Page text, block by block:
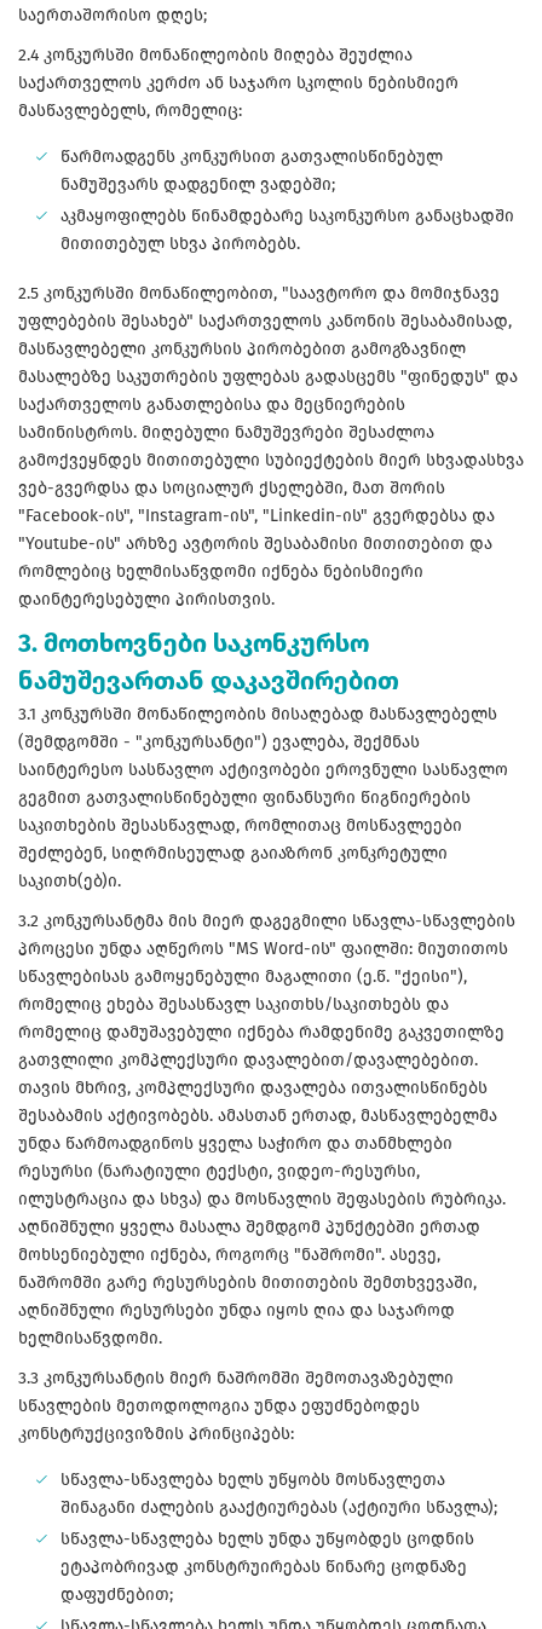
საერთაშორისო დღეს;
2.4 კონკურსში მონაწილეობის მიღება შეუძლია
საქართველოს კერძო ან საჯარო სკოლის ნებისმიერ
მასწავლებელს, რომელიც:
წარმოადგენს კონკურსით გათვალისწინებულ
ნამუშევარს დადგენილ ვადებში;
აკმაყოფილებს წინამდებარე საკონკურსო განაცხადში
მითითებულ სხვა პირობებს.
2.5 კონკურსში მონაწილეობით, "საავტორო და მომიჯნავე
უფლებების შესახებ" საქართველოს კანონის შესაბამისად,
მასწავლებელი კონკურსის პირობებით გამოგზავნილ
მასალებზე საკუთრების უფლებას გადასცემს "ფინედუს" და
საქართველოს განათლებისა და მეცნიერების
სამინისტროს. მიღებული ნამუშევრები შესაძლოა
გამოქვეყნდეს მითითებული სუბიექტების მიერ სხვადასხვა
ვებ-გვერდსა და სოციალურ ქსელებში, მათ შორის
"Facebook-ის", "Instagram-ის", "Linkedin-ის" გვერდებსა და
"Youtube-ის" არხზე ავტორის შესაბამისი მითითებით და
რომლებიც ხელმისაწვდომი იქნება ნებისმიერი
დაინტერესებული პირისთვის.
3. მოთხოვნები საკონკურსო
ნამუშევართან დაკავშირებით
3.1 კონკურსში მონაწილეობის მისაღებად მასწავლებელს
(შემდგომში - "კონკურსანტი") ევალება, შექმნას
საინტერესო სასწავლო აქტივობები ეროვნული სასწავლო
გეგმით გათვალისწინებული ფინანსური წიგნიერების
საკითხების შესასწავლად, რომლითაც მოსწავლეები
შეძლებენ, სიღრმისეულად გაიაზრონ კონკრეტული
საკითხ(ებ)ი.
3.2 კონკურსანტმა მის მიერ დაგეგმილი სწავლა-სწავლების
პროცესი უნდა აღწეროს "MS Word-ის" ფაილში: მიუთითოს
სწავლებისას გამოყენებული მაგალითი (ე.წ. "ქეისი"),
რომელიც ეხება შესასწავლ საკითხს/საკითხებს და
რომელიც დამუშავებული იქნება რამდენიმე გაკვეთილზე
გათვლილი კომპლექსური დავალებით/დავალებებით.
თავის მხრივ, კომპლექსური დავალება ითვალისწინებს
შესაბამის აქტივობებს. ამასთან ერთად, მასწავლებელმა
უნდა წარმოადგინოს ყველა საჭირო და თანმხლები
რესურსი (ნარატიული ტექსტი, ვიდეო-რესურსი,
ილუსტრაცია და სხვა) და მოსწავლის შეფასების რუბრიკა.
აღნიშნული ყველა მასალა შემდგომ პუნქტებში ერთად
მოხსენიებული იქნება, როგორც "ნაშრომი". ასევე,
ნაშრომში გარე რესურსების მითითების შემთხვევაში,
აღნიშნული რესურსები უნდა იყოს ღია და საჯაროდ
ხელმისაწვდომი.
3.3 კონკურსანტის მიერ ნაშრომში შემოთავაზებული
სწავლების მეთოდოლოგია უნდა ეფუძნებოდეს
კონსტრუქცივიზმის პრინციპებს:
სწავლა-სწავლება ხელს უწყობს მოსწავლეთა
შინაგანი ძალების გააქტიურებას (აქტიური სწავლა);
სწავლა-სწავლება ხელს უნდა უწყობდეს ცოდნის
ეტაპობრივად კონსტრუირებას წინარე ცოდნაზე
დაფუძნებით;